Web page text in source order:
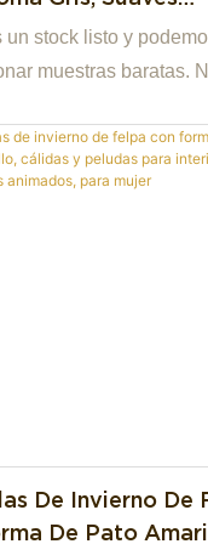
De Interior,
De Peluche De
Baratos.
un stock listo y
muestras baratas.
alta calidad, diseño
y ventas al por mayor
De Invierno De
De Pato